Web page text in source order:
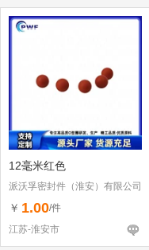
12毫米红色
派沃孚密封件（淮安）有限公司
￥ 1.00/件
江苏-淮安市